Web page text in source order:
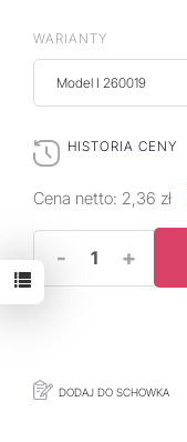
WARIANTY
Model I 260019
HISTORIA CENY
Cena netto: 2,36 zł
- +
DODAJ DO SCHOWKA